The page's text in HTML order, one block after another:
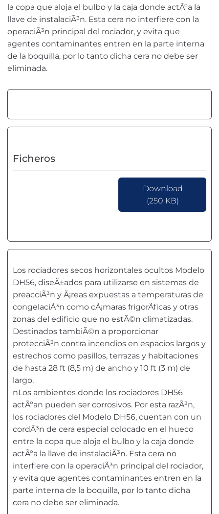
la copa que aloja el bulbo y la caja donde actÃºa la
llave de instalaciÃ³n. Esta cera no interfiere con la
operaciÃ³n principal del rociador, y evita que
agentes contaminantes entren en la parte interna
de la boquilla, por lo tanto dicha cera no debe ser
eliminada.
Ficheros
Download
(250 KB)
Los rociadores secos horizontales ocultos Modelo
DH56, diseÃ±ados para utilizarse en sistemas de
preacciÃ³n y Ã¡reas expuestas a temperaturas de
congelaciÃ³n como cÃ¡maras frigorÃ­ficas y otras
zonas del edificio que no estÃ©n climatizadas.
Destinados tambiÃ©n a proporcionar
protecciÃ³n contra incendios en espacios largos y
estrechos como pasillos, terrazas y habitaciones
de hasta 28 ft (8,5 m) de ancho y 10 ft (3 m) de
largo.
nLos ambientes donde los rociadores DH56
actÃºan pueden ser corrosivos. Por esta razÃ³n,
los rociadores del Modelo DH56, cuentan con un
cordÃ³n de cera especial colocado en el hueco
entre la copa que aloja el bulbo y la caja donde
actÃºa la llave de instalaciÃ³n. Esta cera no
interfiere con la operaciÃ³n principal del rociador,
y evita que agentes contaminantes entren en la
parte interna de la boquilla, por lo tanto dicha
cera no debe ser eliminada.